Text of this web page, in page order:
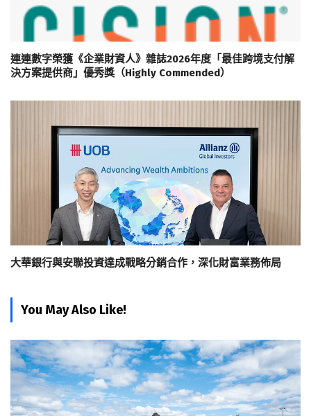
連連數字榮獲《企業財資人》雜誌2026年度「最佳跨境支付解
決方案提供商」優秀獎（Highly Commended）
大華銀行與安聯投資達成戰略分銷合作，深化財富業務佈局
You May Also Like!